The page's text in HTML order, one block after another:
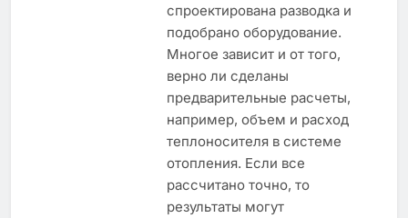
спроектирована разводка и
подобрано оборудование.
Многое зависит и от того,
верно ли сделаны
предварительные расчеты,
например, объем и расход
теплоносителя в системе
отопления. Если все
рассчитано точно, то
результаты могут